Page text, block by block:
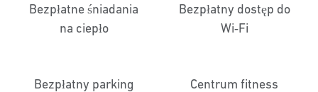
Bezpłatne śniadania
na ciepło
Bezpłatny dostęp do
Wi‑Fi
Bezpłatny parking Centrum fitness